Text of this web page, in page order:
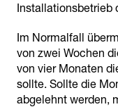
Installationsbetrieb
Im Normalfall
von zwei Wochen
von vier Monaten
sollte. Sollte die
abgelehnt werden,